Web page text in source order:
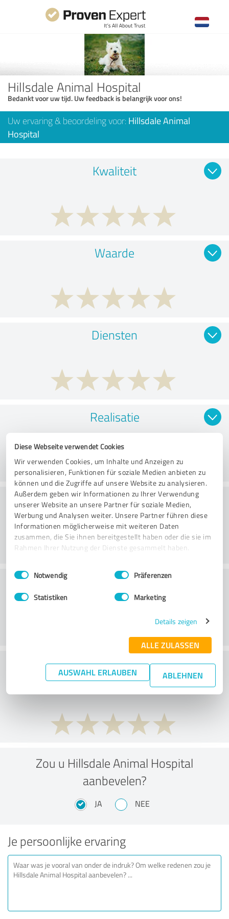
Diese Webseite verwendet Cookies
Wir verwenden Cookies, um Inhalte und Anzeigen zu
personalisieren, Funktionen für soziale Medien anbieten zu
können und die Zugriffe auf unsere Website zu analysieren.
Außerdem geben wir Informationen zu Ihrer Verwendung
unserer Website an unsere Partner für soziale Medien,
Werbung und Analysen weiter. Unsere Partner führen diese
Informationen möglicherweise mit weiteren Daten
zusammen, die Sie ihnen bereitgestellt haben oder die sie im
Rahmen Ihrer Nutzung der Dienste gesammelt haben.
Impressum Datenschutzbestimmungen
Einwilligungsauswahl
Notwendig Präferenzen
Statistiken Marketing
Details zeigen
ALLE ZULASSEN
AUSWAHL ERLAUBEN ABLEHNEN
Hillsdale Animal Hospital
Bedankt voor uw tijd. Uw feedback is belangrijk voor ons!
Uw ervaring & beoordeling voor: Hillsdale Animal
Hospital
Kwaliteit
Waarde
Diensten
Realisatie
Consulting
Klantenservice
Wat vind je van de prijs-
prestatieverhouding?
Zou u Hillsdale Animal Hospital
aanbevelen?
JA NEE
Je persoonlijke ervaring